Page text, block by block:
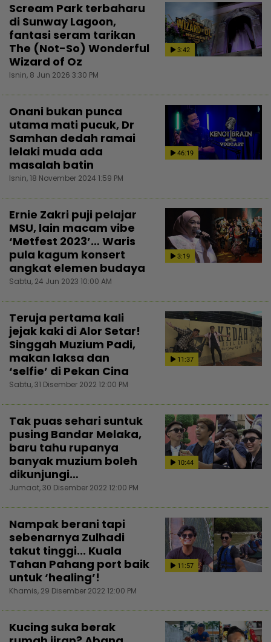
3:42
Scream Park terbaharu
di Sunway Lagoon,
fantasi seram tarikan
The (Not-So) Wonderful
Wizard of Oz
Isnin, 8 Jun 2026 3:30 PM
46:19
Onani bukan punca
utama mati pucuk, Dr
Samhan dedah ramai
lelaki muda ada
masalah batin
Isnin, 18 November 2024 1:59 PM
3:19
Ernie Zakri puji pelajar
MSU, lain macam vibe
‘Metfest 2023’… Waris
pula kagum konsert
angkat elemen budaya
Sabtu, 24 Jun 2023 10:00 AM
11:37
Teruja pertama kali
jejak kaki di Alor Setar!
Singgah Muzium Padi,
makan laksa dan
‘selfie’ di Pekan Cina
Sabtu, 31 Disember 2022 12:00 PM
10:44
Tak puas sehari suntuk
pusing Bandar Melaka,
baru tahu rupanya
banyak muzium boleh
dikunjungi…
Jumaat, 30 Disember 2022 12:00 PM
11:57
Nampak berani tapi
sebenarnya Zulhadi
takut tinggi... Kuala
Tahan Pahang port baik
untuk ‘healing’!
Khamis, 29 Disember 2022 12:00 PM
Kucing suka berak